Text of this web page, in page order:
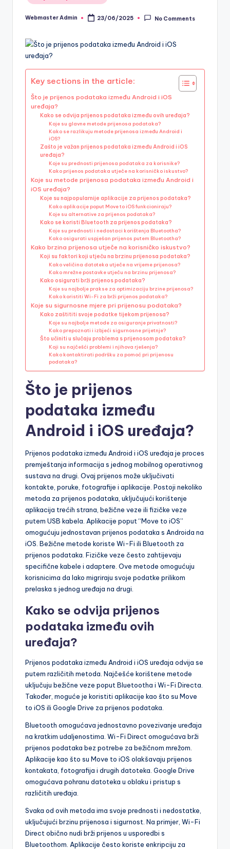
in
Posted
Webmaster Admin 23/06/2025 No Comments
Key sections in the article:
Što je prijenos podataka između Android i iOS
uređaja?
Kako se odvija prijenos podataka između ovih uređaja?
Koje su glavne metode prijenosa podataka?
Kako se razlikuju metode prijenosa između Android i
iOS?
Zašto je važan prijenos podataka između Android i iOS
uređaja?
Koje su prednosti prijenosa podataka za korisnike?
Kako prijenos podataka utječe na korisničko iskustvo?
Koje su metode prijenosa podataka između Android i
iOS uređaja?
Koje su najpopularnije aplikacije za prijenos podataka?
Kako aplikacije poput Move to iOS funkcioniraju?
Koje su alternative za prijenos podataka?
Kako se koristi Bluetooth za prijenos podataka?
Koje su prednosti i nedostaci korištenja Bluetootha?
Kako osigurati uspješan prijenos putem Bluetootha?
Kako brzina prijenosa utječe na korisničko iskustvo?
Koji su faktori koji utječu na brzinu prijenosa podataka?
Kako veličina datoteka utječe na vrijeme prijenosa?
Kako mrežne postavke utječu na brzinu prijenosa?
Kako osigurati brži prijenos podataka?
Koje su najbolje prakse za optimizaciju brzine prijenosa?
Kako koristiti Wi-Fi za brži prijenos podataka?
Koje su sigurnosne mjere pri prijenosu podataka?
Kako zaštititi svoje podatke tijekom prijenosa?
Koje su najbolje metode za osiguranje privatnosti?
Kako prepoznati i izbjeći sigurnosne prijetnje?
Što učiniti u slučaju problema s prijenosom podataka?
Koji su najčešći problemi i njihova rješenja?
Kako kontaktirati podršku za pomoć pri prijenosu
podataka?
Što je prijenos
podataka između
Android i iOS uređaja?
Prijenos podataka između Android i iOS uređaja je proces
premještanja informacija s jednog mobilnog operativnog
sustava na drugi. Ovaj prijenos može uključivati
kontakte, poruke, fotografije i aplikacije. Postoji nekoliko
metoda za prijenos podataka, uključujući korištenje
aplikacija trećih strana, bežične veze ili fizičke veze
putem USB kabela. Aplikacije poput “Move to iOS”
omogućuju jednostavan prijenos podataka s Androida na
iOS. Bežične metode koriste Wi-Fi ili Bluetooth za
prijenos podataka. Fizičke veze često zahtijevaju
specifične kabele i adaptere. Ove metode omogućuju
korisnicima da lako migriraju svoje podatke prilikom
prelaska s jednog uređaja na drugi.
Kako se odvija prijenos
podataka između ovih
uređaja?
Prijenos podataka između Android i iOS uređaja odvija se
putem različitih metoda. Najčešće korištene metode
uključuju bežične veze poput Bluetootha i Wi-Fi Directa.
Također, moguće je koristiti aplikacije kao što su Move
to iOS ili Google Drive za prijenos podataka.
Bluetooth omogućava jednostavno povezivanje uređaja
na kratkim udaljenostima. Wi-Fi Direct omogućava brži
prijenos podataka bez potrebe za bežičnom mrežom.
Aplikacije kao što su Move to iOS olakšavaju prijenos
kontakata, fotografija i drugih datoteka. Google Drive
omogućava pohranu datoteka u oblaku i pristup s
različitih uređaja.
Svaka od ovih metoda ima svoje prednosti i nedostatke,
uključujući brzinu prijenosa i sigurnost. Na primjer, Wi-Fi
Direct obično nudi brži prijenos u usporedbi s
Bluetoothom. Aplikacije često koriste enkripciju za